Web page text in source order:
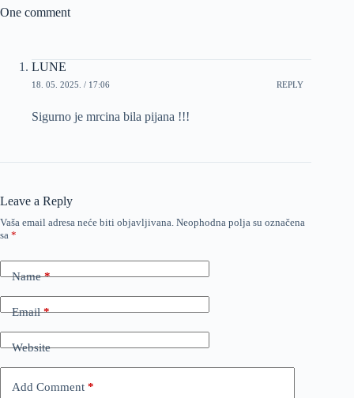
One comment
LUNE
18. 05. 2025. / 17:06 REPLY
Sigurno je mrcina bila pijana !!!
Leave a Reply
Vaša email adresa neće biti objavljivana. Neophodna polja su označena
sa *
Name*
Email*
Website
Add Comment *